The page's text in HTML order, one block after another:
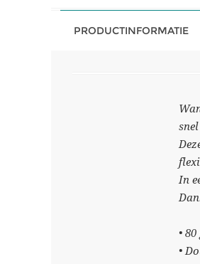
PRODUCTINFORMATIE
In
•
•